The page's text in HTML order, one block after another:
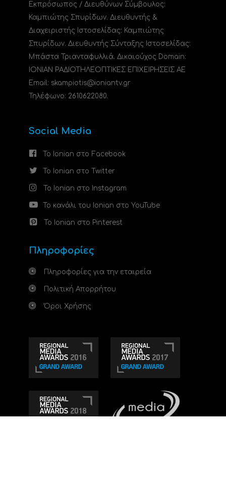
Εκπρόσωπος / Διευθύνων Σύμβουλος:
Καμπιώτης Σπυρίδων. Διευθυντής &
Διαχειριστής Ιστοσελίδας: Καμπιώτης
Σπυρίδων. Διευθυντής Σύνταξης Ιστοσελίδας:
Μπάστα Τριανταφυλλιά. Δικαιούχος Domain:
ΙΟΝΙΑΝ ΡΑΔΙΟΤΗΛΕΟΠΤΙΚΕΣ ΕΠΙΧΕΙΡΗΣΕΙΣ ΑΕ
Email: skampiotis@ioniantv.gr
Τηλέφωνο: 2610622080.
Social Media
Το Ionian στο Facebook
Το Ionian στο Twitter
Το Ionian στο Instagram
Το κανάλι του Ionian στο YouTube
Το Ionian στο Pinterest
Πληροφορίες
Πληροφορίες για την εταιρεία
Πολιτική Απορρήτου
Όροι Χρήσης